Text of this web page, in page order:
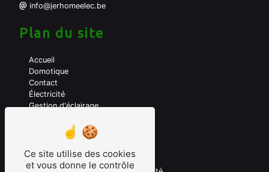
info@jerhomeelec.be
Plan du site
Accueil
Domotique
Contact
Électricité
Gestion d'éclairage
Mes prestations
Ce site utilise des cookies
et vous donne le contrôle